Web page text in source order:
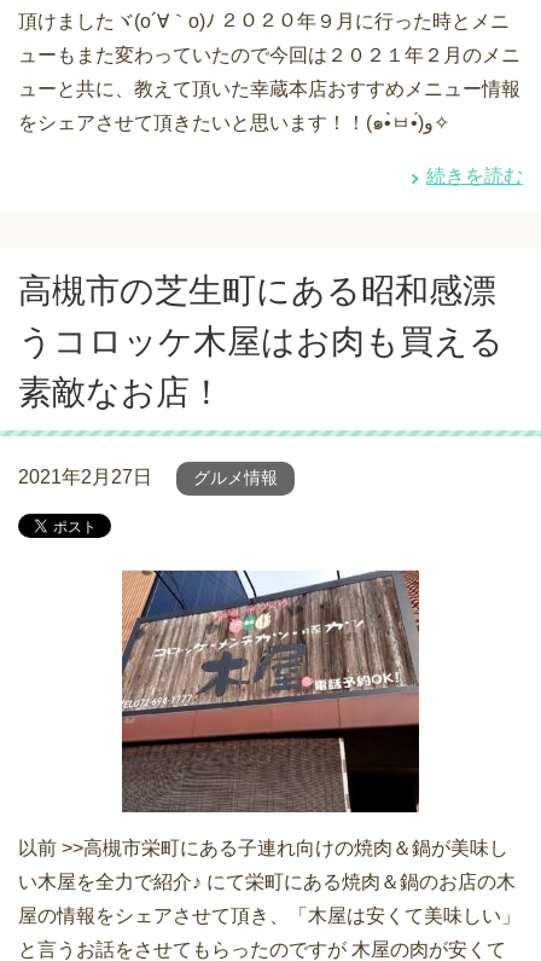
頂けましたヾ(o´∀｀o)ﾉ ２０２０年９月に行った時とメニ
ューもまた変わっていたので今回は２０２１年２月のメニ
ューと共に、教えて頂いた幸蔵本店おすすめメニュー情報
をシェアさせて頂きたいと思います！！(๑•̀ㅂ•́)و✧
続きを読む
高槻市の芝生町にある昭和感漂
うコロッケ木屋はお肉も買える
素敵なお店！
2021年2月27日 グルメ情報
以前 >>高槻市栄町にある子連れ向けの焼肉＆鍋が美味し
い木屋を全力で紹介♪ にて栄町にある焼肉＆鍋のお店の木
屋の情報をシェアさせて頂き、「木屋は安くて美味しい」
と言うお話をさせてもらったのですが 木屋の肉が安くて